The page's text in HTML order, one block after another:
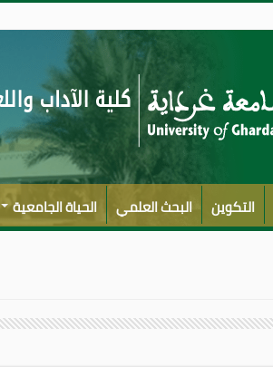
التكوين البحث العلمي الحياة الجامعية